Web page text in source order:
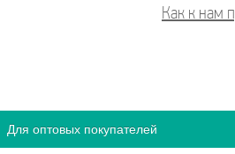
Как к нам
Для оптовых покупателей